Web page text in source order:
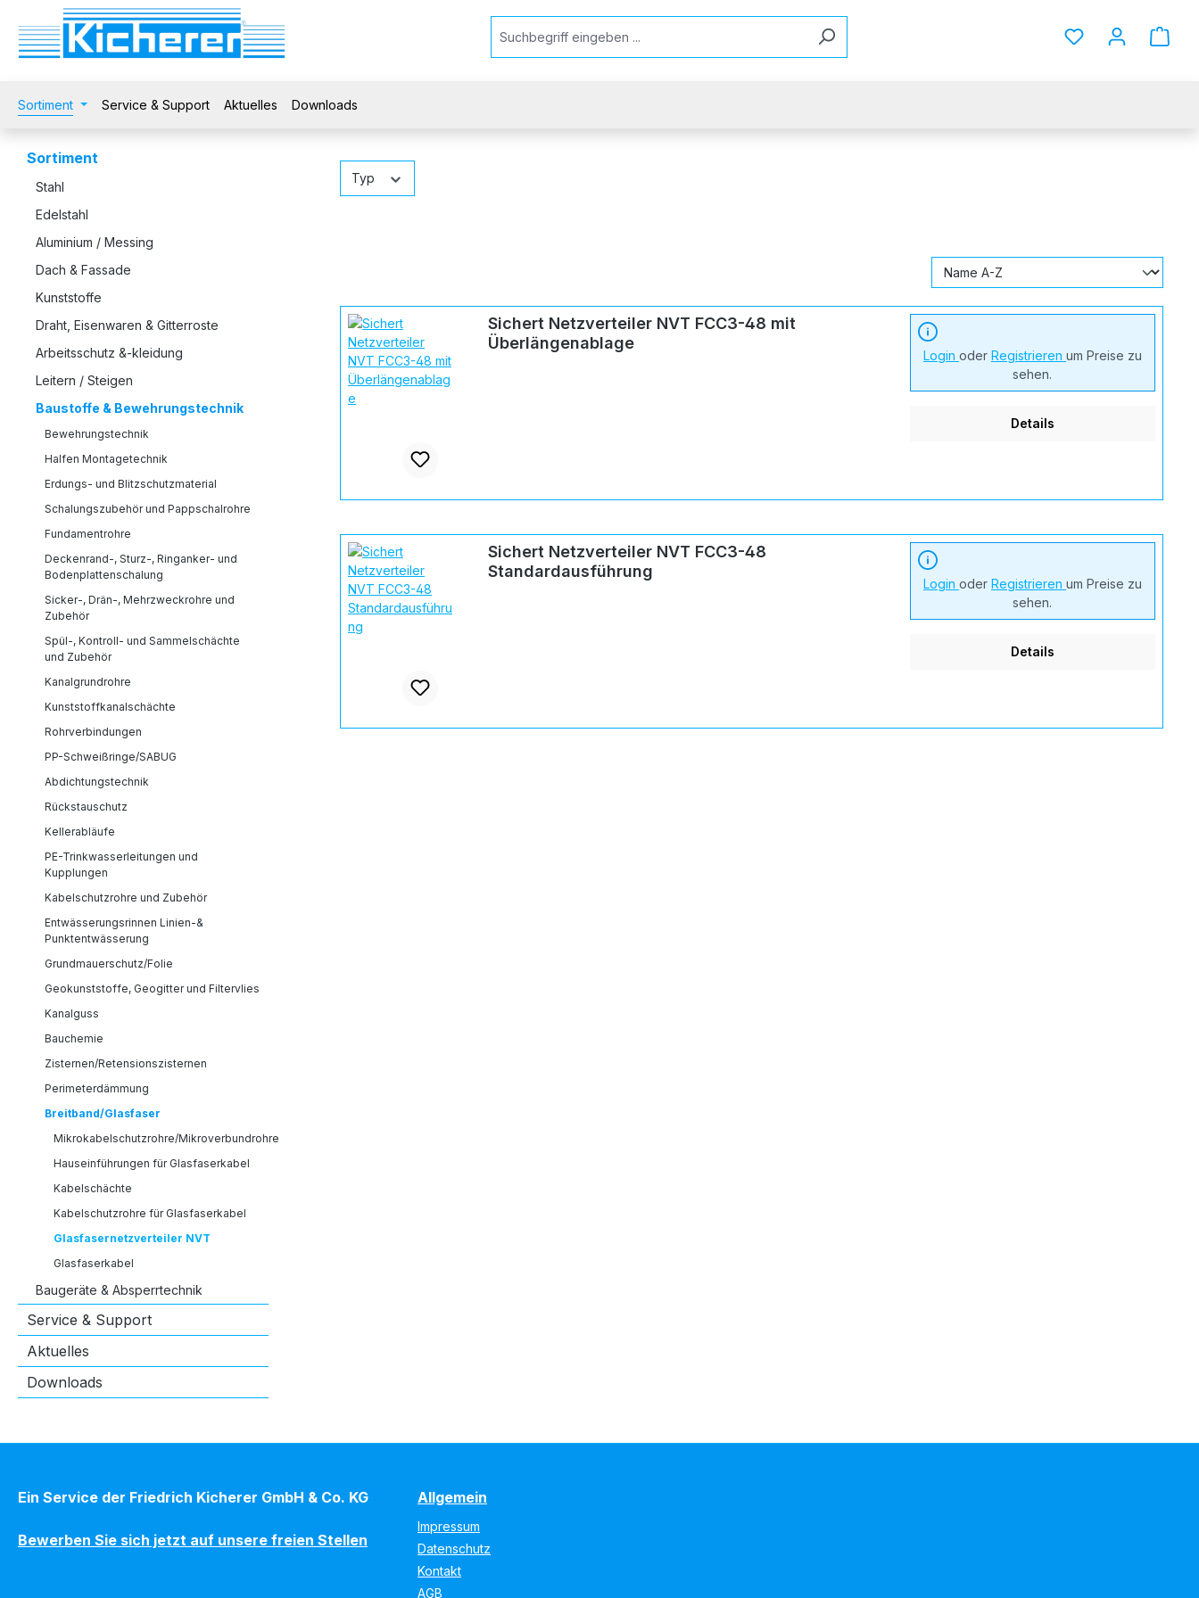
Hauptinhalt springen
Zur Suche springen
Zur Hauptnavigation springen
Du hast 0
Sortiment Service & Support Aktuelles Downloads
Sortiment
Stahl
Edelstahl
Aluminium / Messing
Dach & Fassade
Kunststoffe
Draht, Eisenwaren & Gitterroste
Arbeitsschutz &-kleidung
Leitern / Steigen
Baustoffe & Bewehrungstechnik
Bewehrungstechnik
Halfen Montagetechnik
Erdungs- und Blitzschutzmaterial
Schalungszubehör und Pappschalrohre
Fundamentrohre
Deckenrand-, Sturz-, Ringanker- und
Bodenplattenschalung
Sicker-, Drän-, Mehrzweckrohre und
Zubehör
Spül-, Kontroll- und Sammelschächte
und Zubehör
Kanalgrundrohre
Kunststoffkanalschächte
Rohrverbindungen
PP-Schweißringe/SABUG
Abdichtungstechnik
Rückstauschutz
Kellerabläufe
PE-Trinkwasserleitungen und
Kupplungen
Kabelschutzrohre und Zubehör
Entwässerungsrinnen Linien-&
Punktentwässerung
Grundmauerschutz/Folie
Geokunststoffe, Geogitter und Filtervlies
Kanalguss
Bauchemie
Zisternen/Retensionszisternen
Perimeterdämmung
Breitband/Glasfaser
Mikrokabelschutzrohre/Mikroverbundrohre
Hauseinführungen für Glasfaserkabel
Kabelschächte
Kabelschutzrohre für Glasfaserkabel
Glasfasernetzverteiler NVT
Glasfaserkabel
Baugeräte & Absperrtechnik
Service & Support
Aktuelles
Downloads
Typ
Sichert Netzverteiler NVT FCC3-48 mit
Überlängenablage
Login oder Registrieren um Preise zu
sehen.
Details
Sichert Netzverteiler NVT FCC3-48
Standardausführung
Login oder Registrieren um Preise zu
sehen.
Details
Ein Service der Friedrich Kicherer GmbH & Co. KG
Bewerben Sie sich jetzt auf unsere freien Stellen
Allgemein
Impressum
Datenschutz
Kontakt
AGB